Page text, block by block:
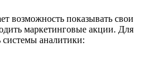
возможность показывать свои
маркетинговые акции. Для
системы аналитики: